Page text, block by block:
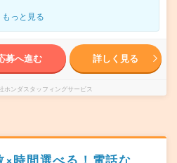
もっと見る
募へ進む 詳しく見る
ホンダスタッフィングサービス
時間選べる！電話な